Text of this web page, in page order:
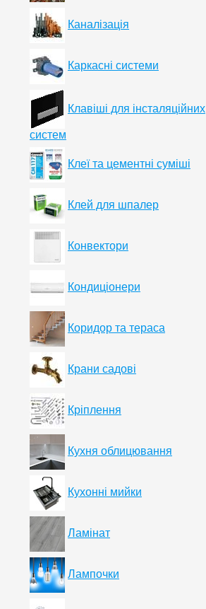
Каналізація
Каркасні системи
Клавіші для інсталяційних
систем
Клеї та цементні суміші
Клей для шпалер
Конвектори
Кондиціонери
Коридор та тераса
Крани садові
Кріплення
Кухня облицювання
Кухонні мийки
Ламінат
Лампочки